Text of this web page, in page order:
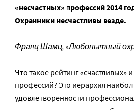
«несчастных» профессий 2014
Охранники несчастливы везде.
Франц Шамц, «Любопытный
Что такое рейтинг «счастливых»
профессий? Это иерархия
удовлетворенности